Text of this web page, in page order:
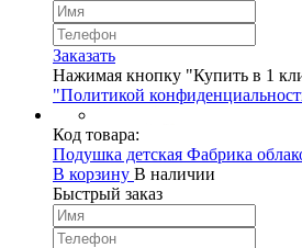
Заказать
Нажимая кнопку "Купить в 1
"Политикой
Код товара:
Подушка детская Фабрика
В корзину В наличии
Быстрый заказ